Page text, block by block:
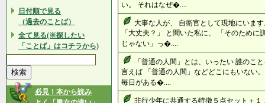
日付順で見る
（過去のことば）
全て見る(※探したい
「ことば」はコチラから)
必見！本から読み
い。 それはなぜ�....
大事な人が、 自衛官として現地にいま
「大丈夫？」 と聞いた私に、 「そのため
じゃない」っ�....
「普通の人間」とは、いったい 誰のこ
言えば 「普通の人間」などどこにもいない
毎日がある�....
非行少年に共通する特徴５点セット＋